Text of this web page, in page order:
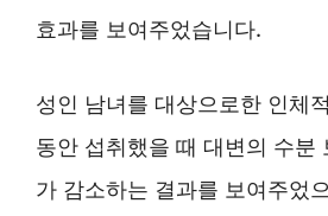
효과를 보여주었습니다.
성인 남녀를 대상으로한 인체
동안 섭취했을 때 대변의 수분
가 감소하는 결과를 보여주었